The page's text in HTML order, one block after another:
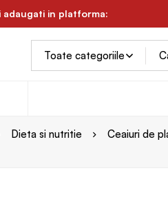
in platforma:
bio 100% naturale ✌
Dieta si nutritie Ceaiuri de